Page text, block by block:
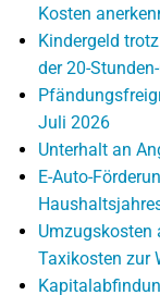
Kosten
Kindergeld
der 20-
Juli 2026
Unterhalt an
E-Auto-
Umzugskosten
Taxikosten zur